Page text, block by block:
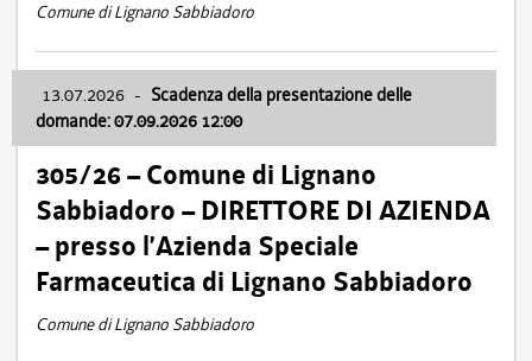
Comune di Lignano Sabbiadoro
13.07.2026 - Scadenza della presentazione delle
domande: 07.09.2026 12:00
305/26 – Comune di Lignano
Sabbiadoro – DIRETTORE DI AZIENDA
– presso l’Azienda Speciale
Farmaceutica di Lignano Sabbiadoro
Comune di Lignano Sabbiadoro